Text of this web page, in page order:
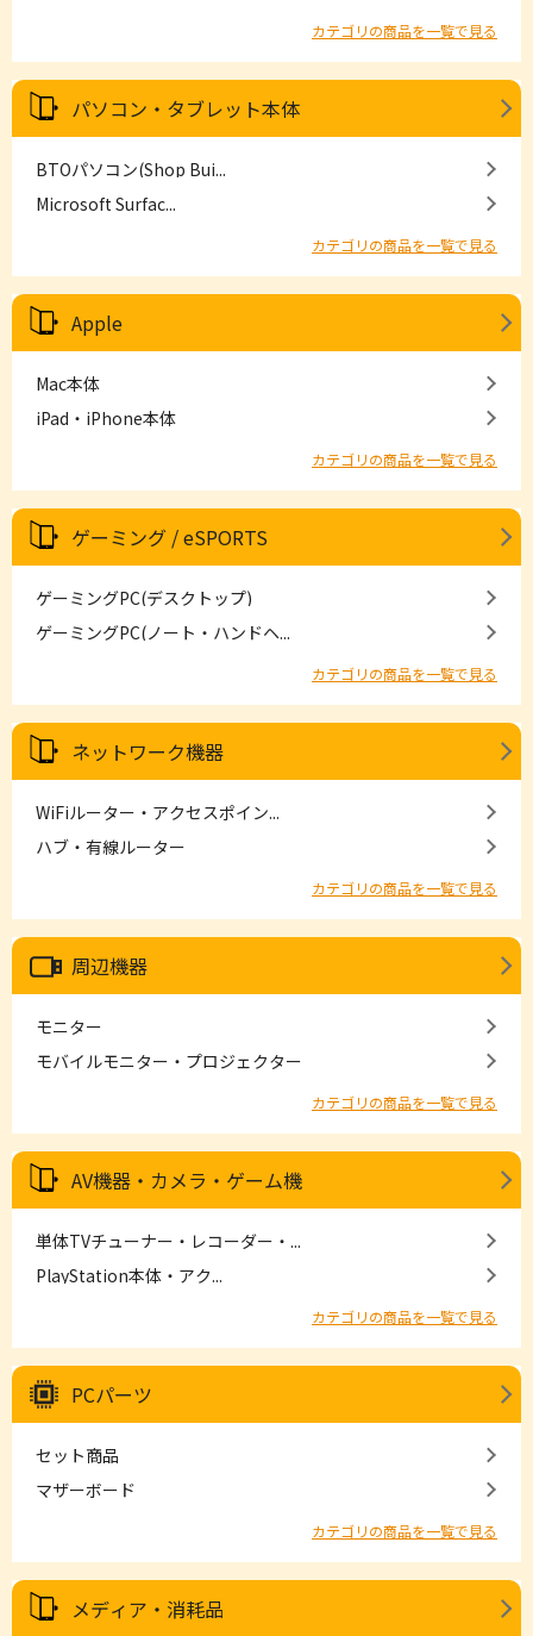
カテゴリの商品を一覧で見る
パソコン・タブレット本体
BTOパソコン(Shop Bui...
Microsoft Surfac...
カテゴリの商品を一覧で見る
Apple
Mac本体
iPad・iPhone本体
カテゴリの商品を一覧で見る
ゲーミング / eSPORTS
ゲーミングPC(デスクトップ)
ゲーミングPC(ノート・ハンドヘ...
カテゴリの商品を一覧で見る
ネットワーク機器
WiFiルーター・アクセスポイン...
ハブ・有線ルーター
カテゴリの商品を一覧で見る
周辺機器
モニター
モバイルモニター・プロジェクター
カテゴリの商品を一覧で見る
AV機器・カメラ・ゲーム機
単体TVチューナー・レコーダー・...
PlayStation本体・アク...
カテゴリの商品を一覧で見る
PCパーツ
セット商品
マザーボード
カテゴリの商品を一覧で見る
メディア・消耗品